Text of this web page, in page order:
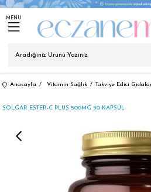
MENU
Anasayfa Vitamin Sağlık Takviye Edici
SOLGAR ESTER-C PLUS 500MG 50 KAPSÜL